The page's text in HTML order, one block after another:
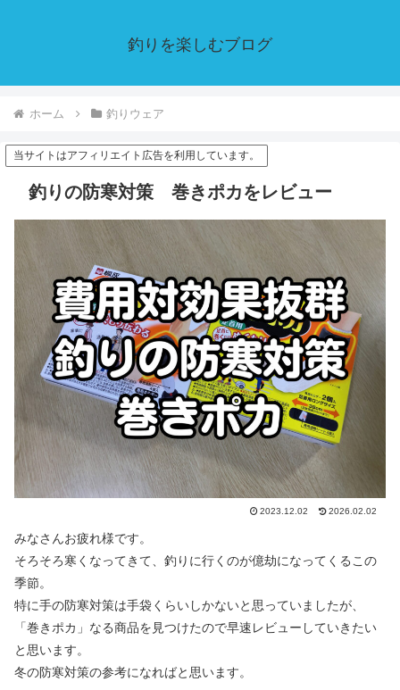
釣りを楽しむブログ
ホーム 釣りウェア
当サイトはアフィリエイト広告を利用しています。
釣りの防寒対策 巻きポカをレビュー
2023.12.02 2026.02.02
みなさんお疲れ様です。
そろそろ寒くなってきて、釣りに行くのが億劫になってくるこの
季節。
特に手の防寒対策は手袋くらいしかないと思っていましたが、
「巻きポカ」なる商品を見つけたので早速レビューしていきたい
と思います。
冬の防寒対策の参考になればと思います。